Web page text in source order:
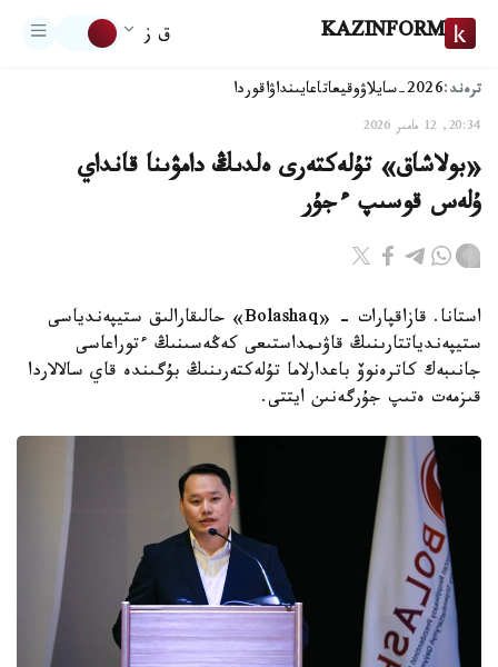
KAZINFORM ق ز
ترەند:2026-سايلاۋ وقيعاتاعايىنداۋاقوردا
20:34, 12 مامىر 2026
«بولاشاق» تۇلەكتەرى ەلدىڭ دامۋىنا قانداي
ۇلەس قوسىپ ءجۇر
استانا. قازاقپارات - «Bolashaq» حالىقارالىق ستيپەندياسى
ستيپەندياتتارىنىڭ قاۋىمداستىعى كەڭەسىنىڭ ءتوراعاسى
جانىبەك كاترەنوۆ باعدارلاما تۇلەكتەرىنىڭ بۇگىندە قاي سالالاردا
قىزمەت ەتىپ جۇرگەنىن ايتتى.